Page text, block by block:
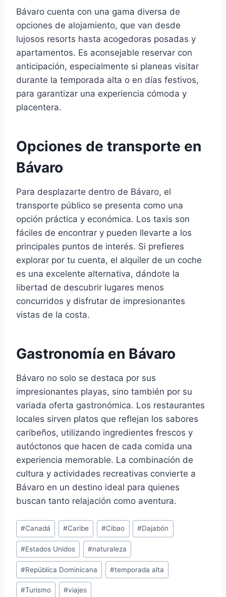
Bávaro cuenta con una gama diversa de
opciones de alojamiento, que van desde
lujosos resorts hasta acogedoras posadas y
apartamentos. Es aconsejable reservar con
anticipación, especialmente si planeas visitar
durante la temporada alta o en días festivos,
para garantizar una experiencia cómoda y
placentera.
Opciones de transporte en
Bávaro
Para desplazarte dentro de Bávaro, el
transporte público se presenta como una
opción práctica y económica. Los taxis son
fáciles de encontrar y pueden llevarte a los
principales puntos de interés. Si prefieres
explorar por tu cuenta, el alquiler de un coche
es una excelente alternativa, dándote la
libertad de descubrir lugares menos
concurridos y disfrutar de impresionantes
vistas de la costa.
Gastronomía en Bávaro
Bávaro no solo se destaca por sus
impresionantes playas, sino también por su
variada oferta gastronómica. Los restaurantes
locales sirven platos que reflejan los sabores
caribeños, utilizando ingredientes frescos y
autóctonos que hacen de cada comida una
experiencia memorable. La combinación de
cultura y actividades recreativas convierte a
Bávaro en un destino ideal para quienes
buscan tanto relajación como aventura.
Post
Tags:
#Canadá #Caribe #Cibao #Dajabón
#Estados Unidos #naturaleza
#República Dominicana #temporada alta
#Turismo #viajes